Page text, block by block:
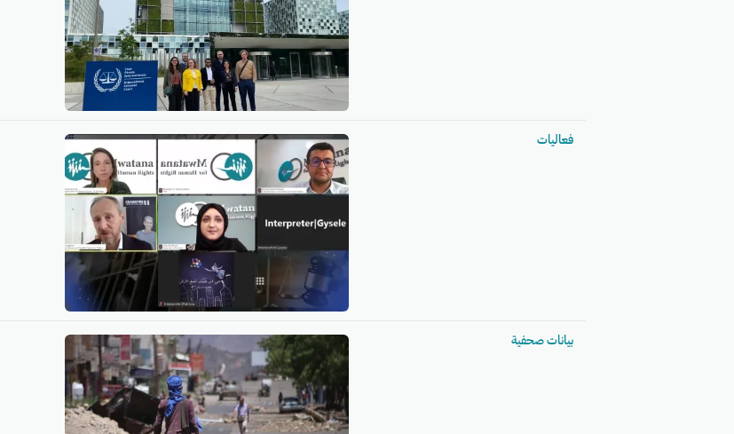
فعاليات
بيانات صحفية